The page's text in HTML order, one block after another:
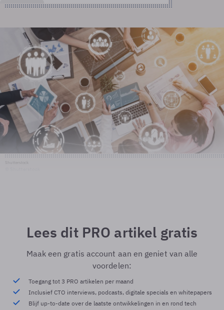
Lees dit PRO artikel gratis
Maak een gratis account aan en geniet van alle
voordelen:
Toegang tot 3 PRO artikelen per maand
Inclusief CTO interviews, podcasts, digitale specials en whitepapers
Blijf up-to-date over de laatste ontwikkelingen in en rond tech